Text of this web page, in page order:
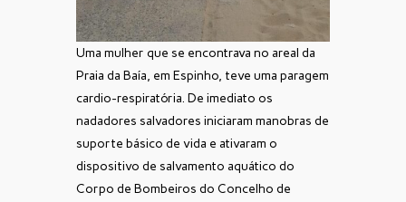
Uma mulher que se encontrava no areal da
Praia da Baía, em Espinho, teve uma paragem
cardio-respiratória. De imediato os
nadadores salvadores iniciaram manobras de
suporte básico de vida e ativaram o
dispositivo de salvamento aquático do
Corpo de Bombeiros do Concelho de